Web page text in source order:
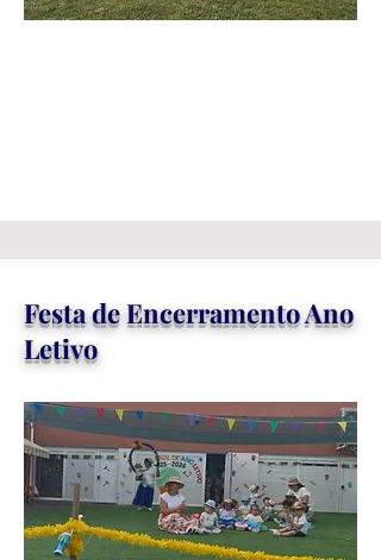
Festa de Encerramento Ano
Letivo